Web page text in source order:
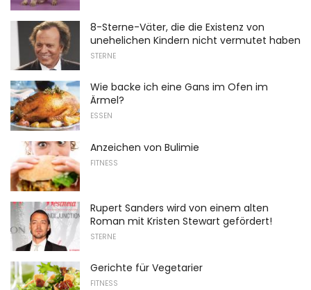
8-Sterne-Väter, die die Existenz von
unehelichen Kindern nicht vermutet haben
STERNE
Wie backe ich eine Gans im Ofen im
Ärmel?
ESSEN
Anzeichen von Bulimie
FITNESS
Rupert Sanders wird von einem alten
Roman mit Kristen Stewart gefördert!
STERNE
Gerichte für Vegetarier
FITNESS